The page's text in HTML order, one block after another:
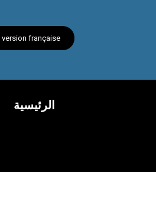
version française
الرئيسية